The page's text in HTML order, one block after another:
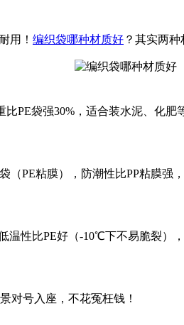
用！ 编织袋哪种材质好 ？其实两
PE袋强30%，适合装水泥、化
（PE粘膜），防潮性比PP粘膜强
性比PE好（-10℃下不易脆裂）
对号入座，不花冤枉钱！